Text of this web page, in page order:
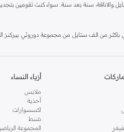
والاناقة، سنة بعد سنة. سواء كنت تقومين
من الف ستايل من مجموعة دوروثي بيركنز
أزياء النساء
ملابس
أحذية
اكسسوارات
شنط
المجموعة